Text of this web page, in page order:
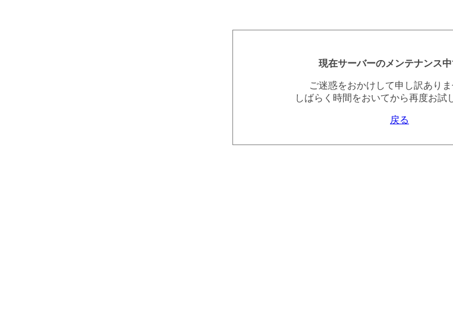
現在サーバーのメンテナンス中
ご迷惑をおかけして申し訳ありま
しばらく時間をおいてから再度お試
戻る